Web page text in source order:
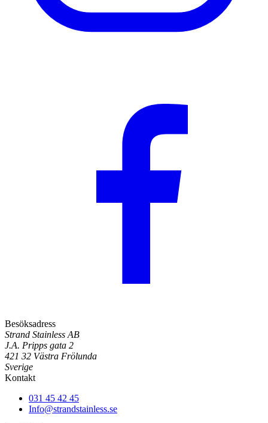
Besöksadress
Strand Stainless AB
J.A. Pripps gata 2
421 32 Västra Frölunda
Sverige
Kontakt
031 45 42 45
Info@strandstainless.se